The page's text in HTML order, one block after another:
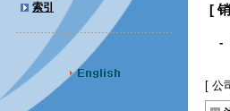
索引
[
-
[ 公